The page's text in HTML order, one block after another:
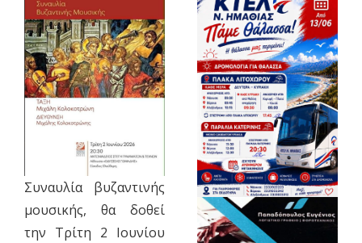
Συναυλία βυζαντινής
μουσικής, θα δοθεί
την Τρίτη 2 Ιουνίου